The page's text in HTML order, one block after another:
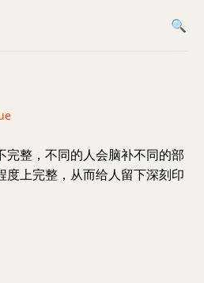
完整，不同的人会脑补不同的部
度上完整，从而给人留下深刻印